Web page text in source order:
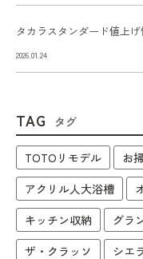
タカラスタンダード値上
2026.01.24
TAG タグ
TOTOリモデル お
アクリル人大浴槽
キッチン収納
グラ
ザ・クラッソ
シエ